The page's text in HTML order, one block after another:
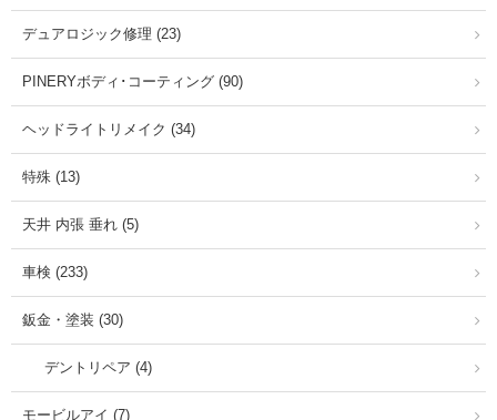
デュアロジック修理 (23)
PINERYボディ･コーティング (90)
ヘッドライトリメイク (34)
特殊 (13)
天井 内張 垂れ (5)
車検 (233)
鈑金・塗装 (30)
デントリペア (4)
モービルアイ (7)